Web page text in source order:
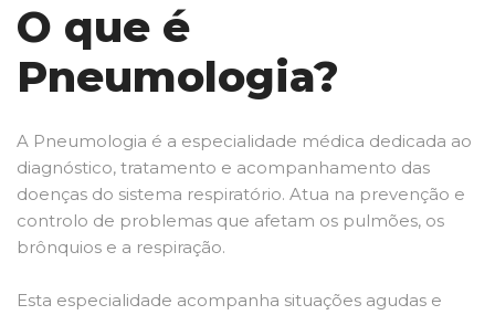
O que é
Pneumologia?
A Pneumologia é a especialidade médica dedicada ao
diagnóstico, tratamento e acompanhamento das
doenças do sistema respiratório. Atua na prevenção e
controlo de problemas que afetam os pulmões, os
brônquios e a respiração.
Esta especialidade acompanha situações agudas e